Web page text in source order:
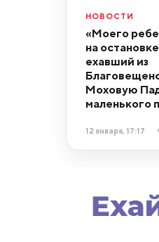
НОВОСТИ
«Моего
на
ехавший из
Моховую
маленького
12 января, 17:17